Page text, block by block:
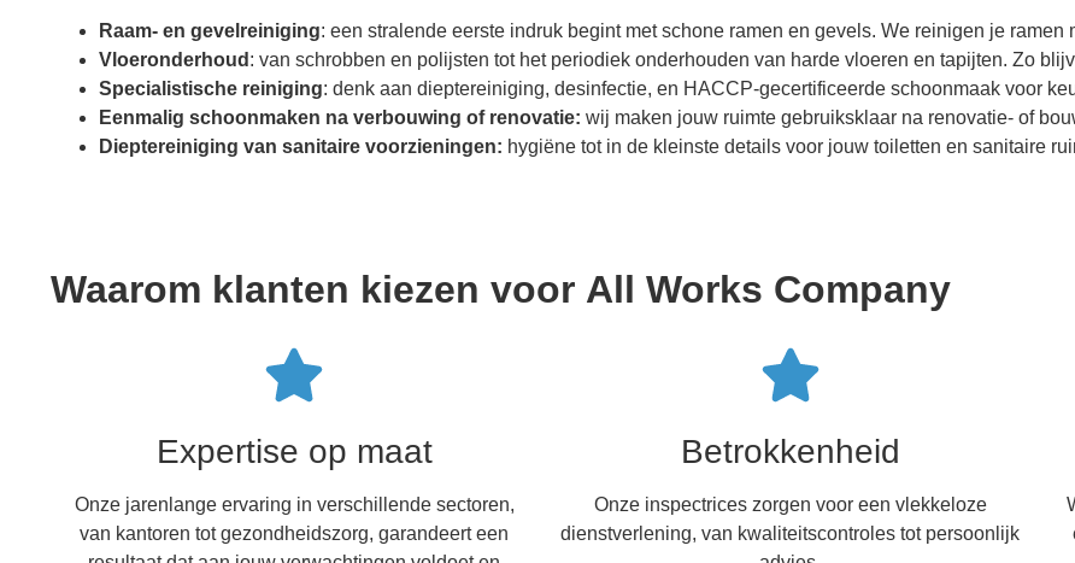
Raam- en gevelreiniging: een stralende eerste indruk begint met schone ramen en gevels. We reinigen je
Vloeronderhoud : van schrobben en polijsten tot het periodiek onderhouden van harde vloeren en tapijten. Zo
Specialistische reiniging: denk aan dieptereiniging, desinfectie, en HACCP-gecertificeerde schoonmaak voor
Eenmalig schoonmaken na verbouwing of renovatie: wij maken jouw ruimte gebruiksklaar na renovatie- of
Dieptereiniging van sanitaire voorzieningen: hygiëne tot in de kleinste details voor jouw toiletten en sanitaire
Waarom klanten kiezen voor All Works Company
Expertise op maat
Onze jarenlange ervaring in verschillende sectoren,
van kantoren tot gezondheidszorg, garandeert een
Betrokkenheid
Onze inspectrices zorgen voor een vlekkeloze
dienstverlening, van kwaliteitscontroles tot persoonlijk